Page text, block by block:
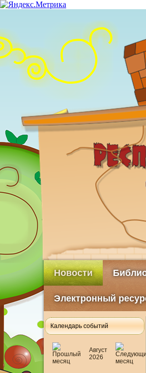
Новости
Электронный
Календарь событий
Август
2026